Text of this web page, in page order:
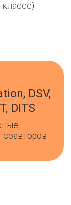
классе).
DSV,
DITS
соавторов